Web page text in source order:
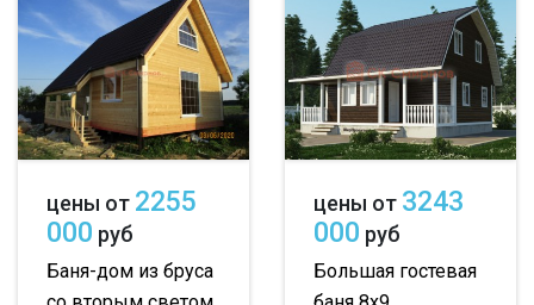
цены от 2255
000 руб
Баня-дом из бруса
цены от 3243
000 руб
Большая гостевая